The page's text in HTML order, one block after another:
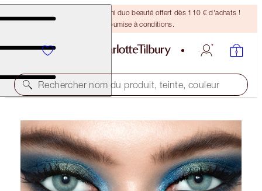
DERNIÈRE CHANCE ! Un mini duo beauté offert dès 110 € d'achats !
Offre soumise à conditions.
Rechercher nom du produit, teinte, couleur